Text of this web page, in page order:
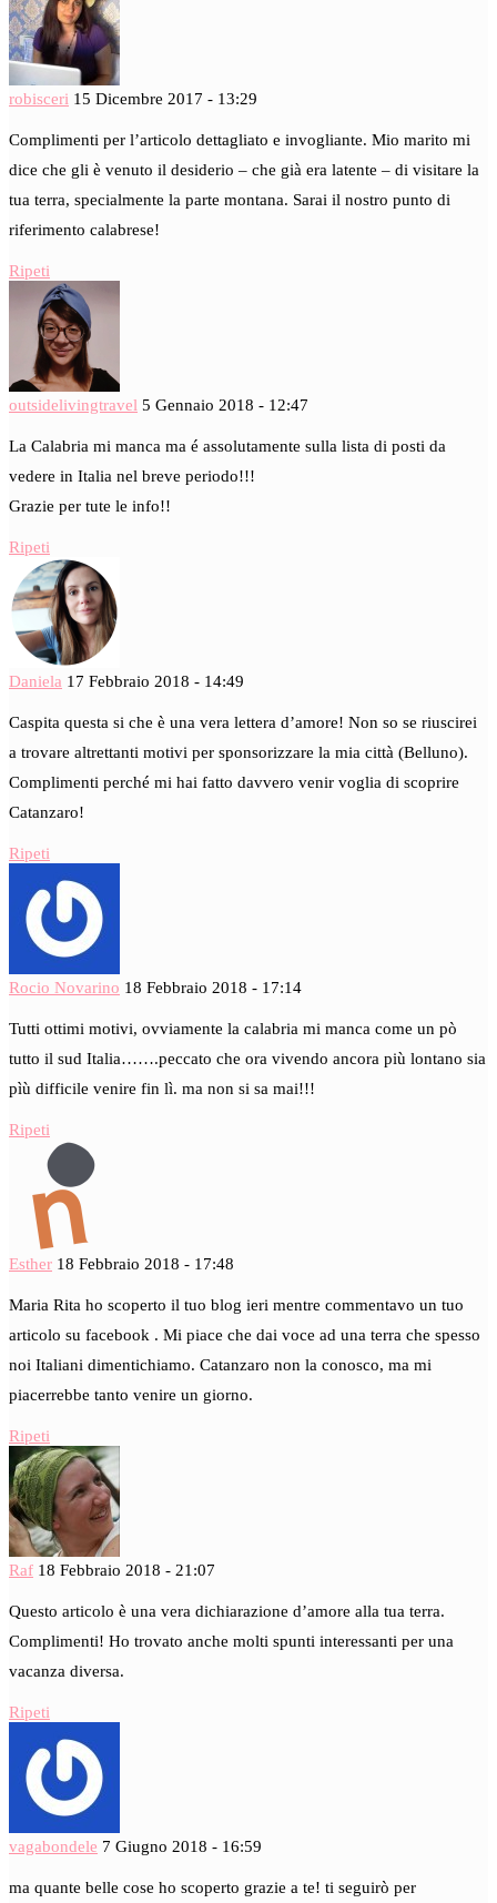
robisceri 15 Dicembre 2017 - 13:29
Complimenti per l’articolo dettagliato e invogliante. Mio marito mi
dice che gli è venuto il desiderio – che già era latente – di visitare la
tua terra, specialmente la parte montana. Sarai il nostro punto di
riferimento calabrese!
Ripeti
outsidelivingtravel 5 Gennaio 2018 - 12:47
La Calabria mi manca ma é assolutamente sulla lista di posti da
vedere in Italia nel breve periodo!!!
Grazie per tute le info!!
Ripeti
Daniela 17 Febbraio 2018 - 14:49
Caspita questa si che è una vera lettera d’amore! Non so se riuscirei
a trovare altrettanti motivi per sponsorizzare la mia città (Belluno).
Complimenti perché mi hai fatto davvero venir voglia di scoprire
Catanzaro!
Ripeti
Rocio Novarino 18 Febbraio 2018 - 17:14
Tutti ottimi motivi, ovviamente la calabria mi manca come un pò
tutto il sud Italia…….peccato che ora vivendo ancora più lontano sia
pìù difficile venire fin lì. ma non si sa mai!!!
Ripeti
Esther 18 Febbraio 2018 - 17:48
Maria Rita ho scoperto il tuo blog ieri mentre commentavo un tuo
articolo su facebook . Mi piace che dai voce ad una terra che spesso
noi Italiani dimentichiamo. Catanzaro non la conosco, ma mi
piacerrebbe tanto venire un giorno.
Ripeti
Raf 18 Febbraio 2018 - 21:07
Questo articolo è una vera dichiarazione d’amore alla tua terra.
Complimenti! Ho trovato anche molti spunti interessanti per una
vacanza diversa.
Ripeti
vagabondele 7 Giugno 2018 - 16:59
ma quante belle cose ho scoperto grazie a te! ti seguirò per